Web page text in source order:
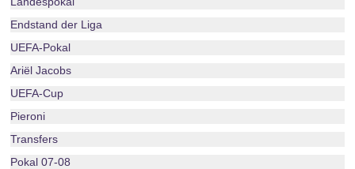
Endstand der Liga
UEFA-Pokal
Ariël Jacobs
UEFA-Cup
Pieroni
Transfers
Pokal 07-08